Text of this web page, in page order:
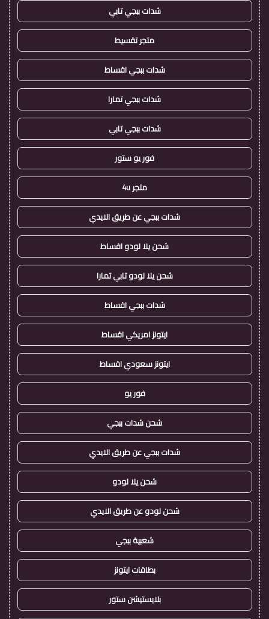
شدات ببجي تابي
متجر تقسيط
شدات ببجي اقساط
شدات ببجي تمارا
شدات ببجي تابي
فور يو ستور
متجر 4u
شدات ببجي عن طريق الايدي
شحن يلا لودو اقساط
شحن يلا لودو تابي تمارا
شدات ببجي اقساط
ايتونز امريكي اقساط
ايتونز سعودي اقساط
فور يو
شحن شدات ببجي
شدات ببجي عن طريق الايدي
شحن يلا لودو
شحن لودو عن طريق الايدي
شعبية ببجي
بطاقات ايتونز
بلايستيشن ستور